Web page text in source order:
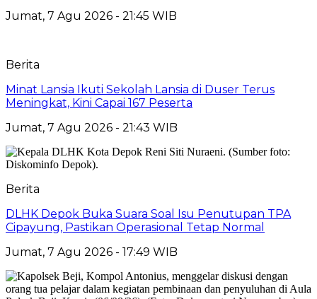
Jumat, 7 Agu 2026 - 21:45 WIB
Berita
Minat Lansia Ikuti Sekolah Lansia di Duser Terus
Meningkat, Kini Capai 167 Peserta
Jumat, 7 Agu 2026 - 21:43 WIB
Berita
DLHK Depok Buka Suara Soal Isu Penutupan TPA
Cipayung, Pastikan Operasional Tetap Normal
Jumat, 7 Agu 2026 - 17:49 WIB